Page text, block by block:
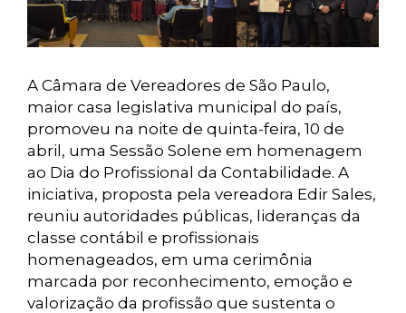
A Câmara de Vereadores de São Paulo,
maior casa legislativa municipal do país,
promoveu na noite de quinta-feira, 10 de
abril, uma Sessão Solene em homenagem
ao Dia do Profissional da Contabilidade. A
iniciativa, proposta pela vereadora Edir Sales,
reuniu autoridades públicas, lideranças da
classe contábil e profissionais
homenageados, em uma cerimônia
marcada por reconhecimento, emoção e
valorização da profissão que sustenta o